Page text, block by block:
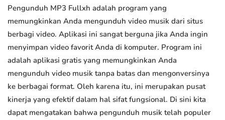
Pengunduh MP3 Fullxh adalah program yang
memungkinkan Anda mengunduh video musik dari situs
berbagi video. Aplikasi ini sangat berguna jika Anda ingin
menyimpan video favorit Anda di komputer. Program ini
adalah aplikasi gratis yang memungkinkan Anda
mengunduh video musik tanpa batas dan mengonversinya
ke berbagai format. Oleh karena itu, ini merupakan pusat
kinerja yang efektif dalam hal sifat fungsional. Di sini kita
dapat mengatakan bahwa pengunduh musik telah populer